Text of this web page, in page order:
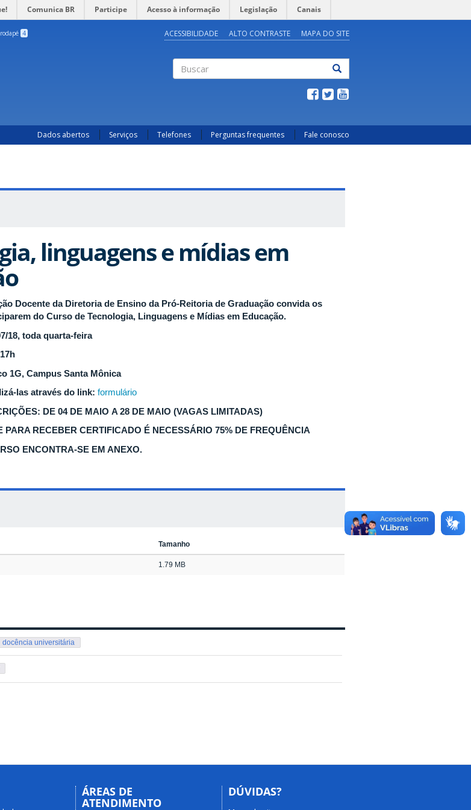
Comunica BR Participe Acesso à informação Legislação Canais
4 ACESSIBILIDADE ALTO CONTRASTE MAPA DO SITE
Dados abertos Serviços Telefones Perguntas frequentes Fale conosco
linguagens e mídias em
Docente da Diretoria de Ensino da Pró-Reitoria de Graduação convida os
do Curso de Tecnologia, Linguagens e Mídias em Educação.
18, toda quarta-feira
1G, Campus Santa Mônica
las através do link: formulário
DE 04 DE MAIO A 28 DE MAIO (VAGAS LIMITADAS)
PARA RECEBER CERTIFICADO É NECESSÁRIO 75% DE FREQUÊNCIA
ENCONTRA-SE EM ANEXO.
Tamanho
1.79 MB
docência universitária
ÁREAS DE
ATENDIMENTO
DÚVIDAS?